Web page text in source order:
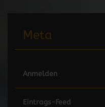
Meta
Anmelden
Eintrags-Feed